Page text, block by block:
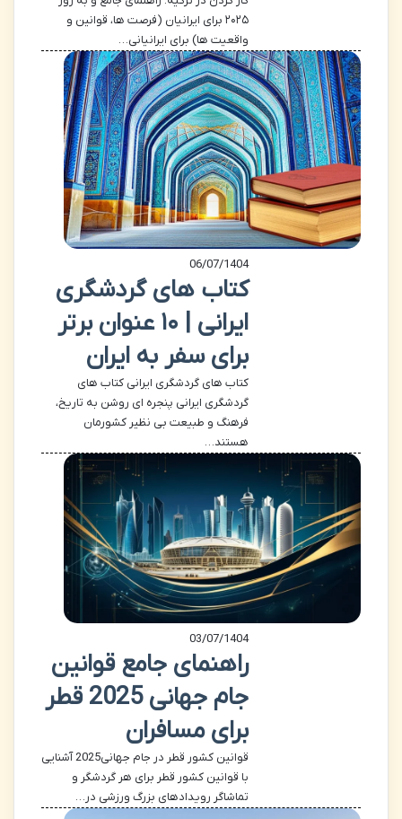
۲۰۲۵ برای ایرانیان (فرصت ها، قوانین و
واقعیت ها) برای ایرانیانی…
06/07/1404
کتاب های گردشگری
ایرانی | ۱۰ عنوان برتر
برای سفر به ایران
کتاب های گردشگری ایرانی کتاب های
گردشگری ایرانی پنجره ای روشن به تاریخ،
فرهنگ و طبیعت بی نظیر کشورمان
هستند…
03/07/1404
راهنمای جامع قوانین
جام جهانی 2025 قطر
برای مسافران
قوانین کشور قطر در جام جهانی2025 آشنایی
با قوانین کشور قطر برای هر گردشگر و
تماشاگر رویدادهای بزرگ ورزشی در…